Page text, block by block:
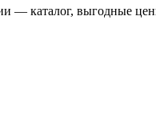
— каталог, выгодные